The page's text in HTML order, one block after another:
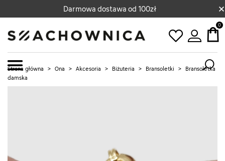
Darmowa dostawa od 100zł ×
0
Strona główna > Ona > Akcesoria > Biżuteria > Bransoletki > Bransoletka
damska